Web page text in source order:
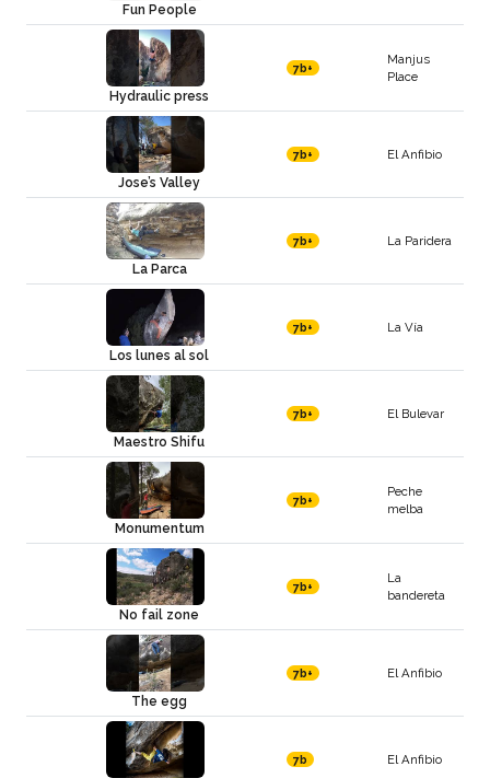
Fun People
Hydraulic press
7b+
Manjus
Place
Jose’s Valley
7b+ El Anfibio
La Parca
7b+ La Paridera
Los lunes al sol
7b+ La Vía
Maestro Shifu
7b+ El Bulevar
Monumentum
7b+
Peche
melba
No fail zone
7b+
La
bandereta
The egg
7b+ El Anfibio
7b El Anfibio